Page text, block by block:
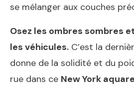
se mélanger aux couches
Osez les ombres sombres
les véhicules. C’est la
donne de la solidité et du
rue dans ce New York